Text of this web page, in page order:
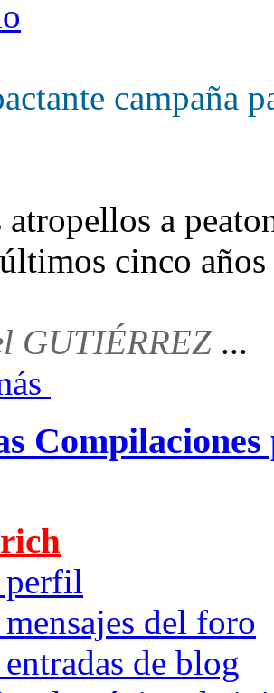
campaña
atropellos a
cinco años
GUTIÉRREZ ...
perfil
del foro
de blog